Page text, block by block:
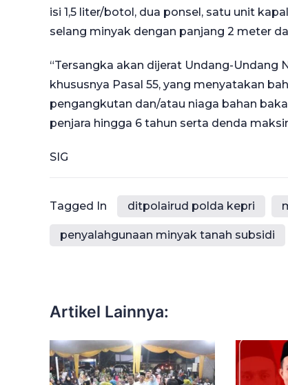
isi 1,5 liter/botol, dua ponsel, satu unit
selang minyak dengan panjang 2 meter
“Tersangka akan dijerat Undang-Undang
khususnya Pasal 55, yang menyatakan
pengangkutan dan/atau niaga bahan
penjara hingga 6 tahun serta denda
SIG
Tagged In ditpolairud polda kepri
penyalahgunaan minyak tanah subsidi
Artikel Lainnya: